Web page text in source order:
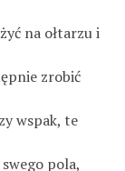
na ołtarzu i
zrobić
wspak, te
pola,